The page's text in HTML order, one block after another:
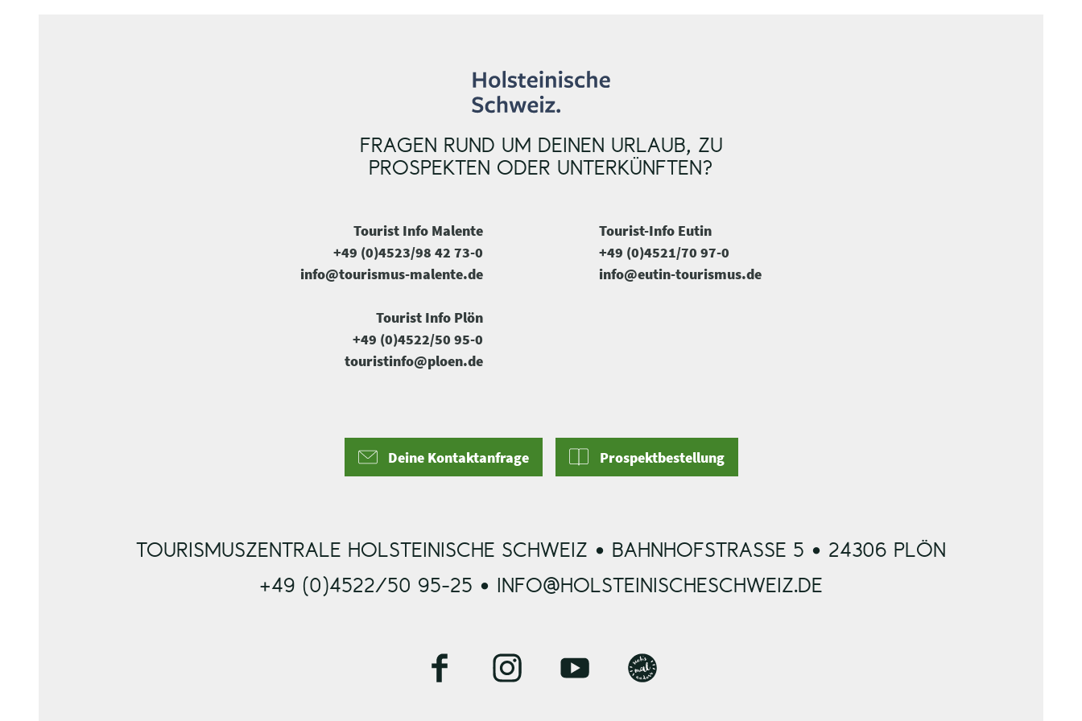
FRAGEN RUND UM DEINEN URLAUB, ZU
PROSPEKTEN ODER UNTERKÜNFTEN?
Tourist Info Malente
+49 (0)4523/98 42 73-0
info@tourismus-malente.de
Tourist Info Plön
+49 (0)4522/50 95-0
touristinfo@ploen.de
Tourist-Info Eutin
+49 (0)4521/70 97-0
info@eutin-tourismus.de
Deine Kontaktanfrage Prospektbestellung
TOURISMUSZENTRALE HOLSTEINISCHE SCHWEIZ • BAHNHOFSTRASSE 5 • 24306 PLÖN
+49 (0)4522/50 95-25 • INFO@HOLSTEINISCHESCHWEIZ.DE
F
I
Y
B